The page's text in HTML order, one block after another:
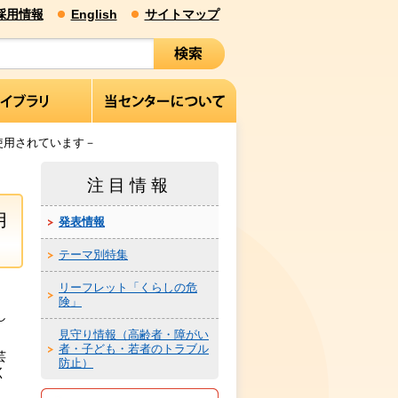
用情報 English サイトマップ
されています－
注目情報
発表情報
テーマ別特集
リーフレット「くらしの危
険」
見守り情報（高齢者・障がい
者・子ども・若者のトラブル
防止）